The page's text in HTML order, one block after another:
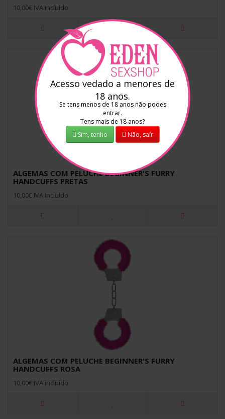
10,00€ IVA incluído
ALGEMAS COM PELUCHE BEGINNER'S FURRY
HANDCUFFS PRETAS
10,00€ IVA incluído
ALGEMAS COM PELUCHE BEGINNER'S FURRY
HANDCUFFS ROSA
10,00€ IVA incluído
Acesso vedado a menores de
18 anos.
Se tens menos de 18 anos não podes
entrar.
Tens mais de 18 anos?
Sim, tenho
Não, saír